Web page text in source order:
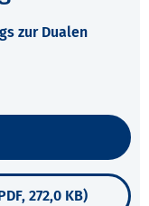
zur Dualen
272,0 KB)